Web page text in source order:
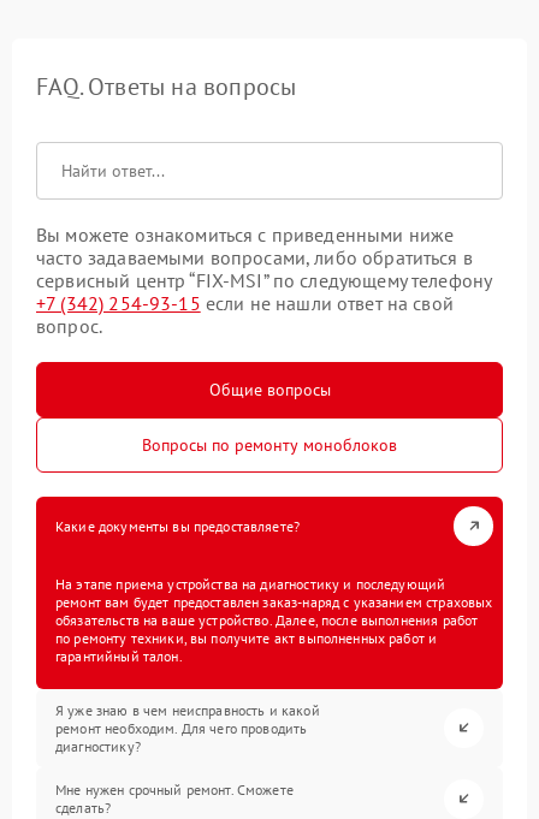
FAQ. Ответы на вопросы
Вы можете ознакомиться с приведенными ниже
часто задаваемыми вопросами, либо обратиться в
сервисный центр “FIX-MSI” по следующему телефону
+7 (342) 254-93-15 если не нашли ответ на свой
вопрос.
Общие вопросы
Вопросы по ремонту моноблоков
Какие документы вы предоставляете?
На этапе приема устройства на диагностику и последующий
ремонт вам будет предоставлен заказ-наряд с указанием страховых
обязательств на ваше устройство. Далее, после выполнения работ
по ремонту техники, вы получите акт выполненных работ и
гарантийный талон.
Я уже знаю в чем неисправность и какой
ремонт необходим. Для чего проводить
диагностику?
Мне нужен срочный ремонт. Сможете
сделать?